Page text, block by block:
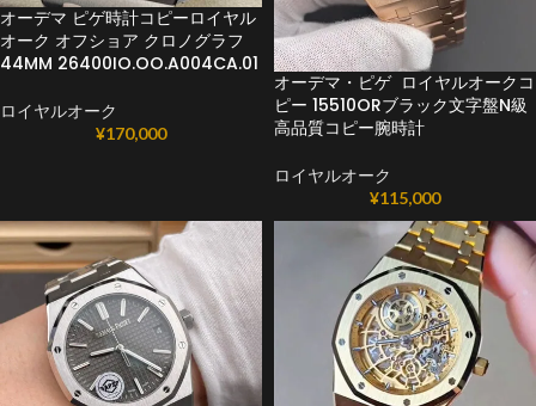
オーデマ ピゲ時計コピーロイヤル
オーク オフショア クロノグラフ
44MM 26400IO.OO.A004CA.01
ロイヤルオーク
¥170,000
オーデマ・ピゲ ロイヤルオークコ
ピー 15510ORブラック文字盤N級
高品質コピー腕時計
ロイヤルオーク
¥115,000